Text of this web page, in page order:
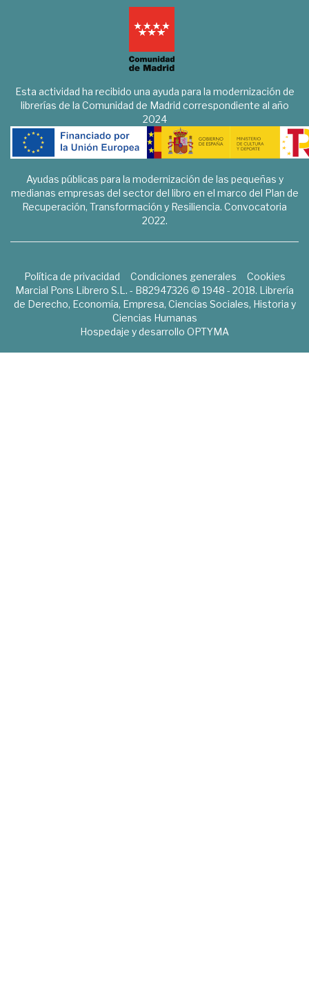
Esta actividad ha recibido una ayuda para la modernización de
librerías de la Comunidad de Madrid correspondiente al año
2024
Ayudas públicas para la modernización de las pequeñas y
medianas empresas del sector del libro en el marco del Plan de
Recuperación, Transformación y Resiliencia. Convocatoria
2022.
Política de privacidad Condiciones generales
Cookies
Marcial Pons Librero S.L. - B82947326 © 1948 - 2018. Librería
de Derecho, Economía, Empresa, Ciencias Sociales, Historia y
Ciencias Humanas
Hospedaje y desarrollo OPTYMA